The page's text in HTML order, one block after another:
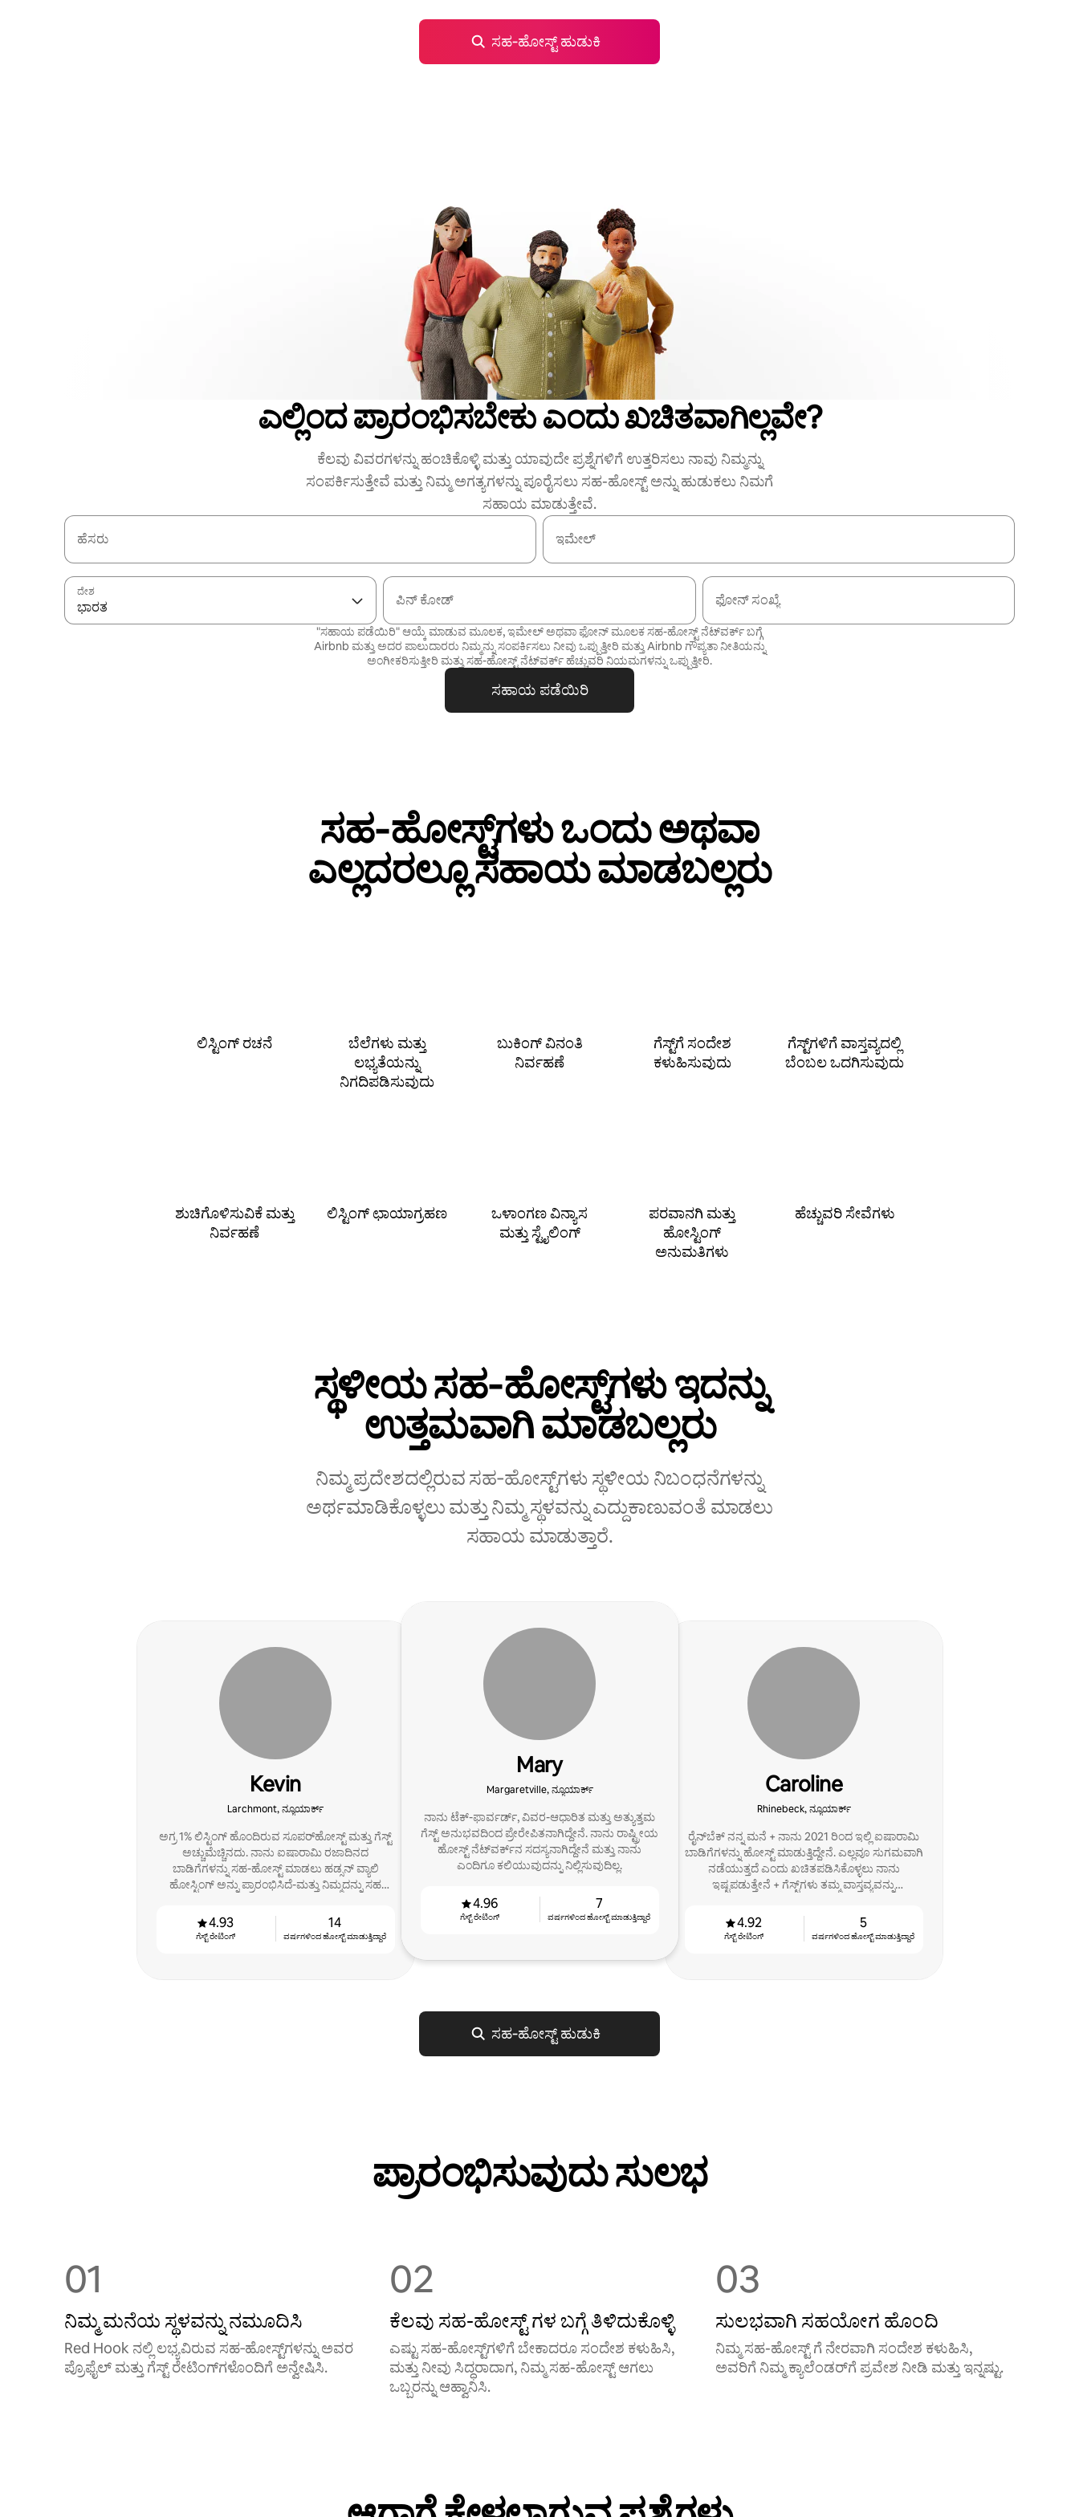
ಸಹ‑ಹೋಸ್ಟ್ ಹುಡುಕಿ
ಎಲ್ಲಿಂದ ಪ್ರಾರಂಭಿಸಬೇಕು ಎಂದು ಖಚಿತವಾಗಿಲ್ಲವೇ?
ಕೆಲವು ವಿವರಗಳನ್ನು ಹಂಚಿಕೊಳ್ಳಿ ಮತ್ತು ಯಾವುದೇ ಪ್ರಶ್ನೆಗಳಿಗೆ ಉತ್ತರಿಸಲು ನಾವು ನಿಮ್ಮನ್ನು
ಸಂಪರ್ಕಿಸುತ್ತೇವೆ ಮತ್ತು ನಿಮ್ಮ ಅಗತ್ಯಗಳನ್ನು ಪೂರೈಸಲು ಸಹ-ಹೋಸ್ಟ್ ಅನ್ನು ಹುಡುಕಲು ನಿಮಗೆ
ಸಹಾಯ ಮಾಡುತ್ತೇವೆ.
ಹೆಸರು ಇಮೇಲ್
ದೇಶ
ಭಾರತ ಪಿನ್ ಕೋಡ್ ಫೋನ್ ಸಂಖ್ಯೆ
"ಸಹಾಯ ಪಡೆಯಿರಿ" ಆಯ್ಕೆ ಮಾಡುವ ಮೂಲಕ, ಇಮೇಲ್ ಅಥವಾ ಫೋನ್ ಮೂಲಕ ಸಹ-ಹೋಸ್ಟ್ ನೆಟ್‌ವರ್ಕ್ ಬಗ್ಗೆ
Airbnb ಮತ್ತು ಅದರ ಪಾಲುದಾರರು ನಿಮ್ಮನ್ನು ಸಂಪರ್ಕಿಸಲು ನೀವು ಒಪ್ಪುತ್ತೀರಿ ಮತ್ತು Airbnb ಗೌಪ್ಯತಾ ನೀತಿಯನ್ನು
ಅಂಗೀಕರಿಸುತ್ತೀರಿ ಮತ್ತು ಸಹ-ಹೋಸ್ಟ್ ನೆಟ್‌ವರ್ಕ್ ಹೆಚ್ಚುವರಿ ನಿಯಮಗಳನ್ನುಒಪ್ಪುತ್ತೀರಿ.
ಸಹಾಯ ಪಡೆಯಿರಿ
ಸಹ‑ಹೋಸ್ಟ್‌ಗಳು ಒಂದು ಅಥವಾ
ಎಲ್ಲದರಲ್ಲೂ ಸಹಾಯ ಮಾಡಬಲ್ಲರು
ಲಿಸ್ಟಿಂಗ್ ರಚನೆ
ಬೆಲೆಗಳು ಮತ್ತು
ಲಭ್ಯತೆಯನ್ನು
ನಿಗದಿಪಡಿಸುವುದು
ಬುಕಿಂಗ್ ವಿನಂತಿ
ನಿರ್ವಹಣೆ
ಗೆಸ್ಟ್‌ಗೆ ಸಂದೇಶ
ಕಳುಹಿಸುವುದು
ಗೆಸ್ಟ್‌ಗಳಿಗೆ ವಾಸ್ತವ್ಯದಲ್ಲಿ
ಬೆಂಬಲ ಒದಗಿಸುವುದು
ಶುಚಿಗೊಳಿಸುವಿಕೆ ಮತ್ತು
ನಿರ್ವಹಣೆ
ಲಿಸ್ಟಿಂಗ್ ಛಾಯಾಗ್ರಹಣ
ಒಳಾಂಗಣ ವಿನ್ಯಾಸ
ಮತ್ತು ಸ್ಟೈಲಿಂಗ್
ಪರವಾನಗಿ ಮತ್ತು
ಹೋಸ್ಟಿಂಗ್
ಅನುಮತಿಗಳು
ಹೆಚ್ಚುವರಿ ಸೇವೆಗಳು
ಸ್ಥಳೀಯ ಸಹ‑ಹೋಸ್ಟ್‌ಗಳು ಇದನ್ನು
ಉತ್ತಮವಾಗಿ ಮಾಡಬಲ್ಲರು
ನಿಮ್ಮ ಪ್ರದೇಶದಲ್ಲಿರುವ ಸಹ‑ಹೋಸ್ಟ್‌ಗಳು ಸ್ಥಳೀಯ ನಿಬಂಧನೆಗಳನ್ನು
ಅರ್ಥಮಾಡಿಕೊಳ್ಳಲು ಮತ್ತು ನಿಮ್ಮ ಸ್ಥಳವನ್ನು ಎದ್ದುಕಾಣುವಂತೆ ಮಾಡಲು
ಸಹಾಯ ಮಾಡುತ್ತಾರೆ.
Kevin
Larchmont, ನ್ಯೂಯಾರ್ಕ್
ಅಗ್ರ 1% ಲಿಸ್ಟಿಂಗ್ ಹೊಂದಿರುವ ಸೂಪರ್‌ಹೋಸ್ಟ್ ಮತ್ತು ಗೆಸ್ಟ್
ಅಚ್ಚುಮೆಚ್ಚಿನದು. ನಾನು ಐಷಾರಾಮಿ ರಜಾದಿನದ
ಬಾಡಿಗೆಗಳನ್ನು ಸಹ-ಹೋಸ್ಟ್ ಮಾಡಲು ಹಡ್ಸನ್ ವ್ಯಾಲಿ
ಹೋಸ್ಟಿಂಗ್ ಅನ್ನು ಪ್ರಾರಂಭಿಸಿದೆ-ಮತ್ತು ನಿಮ್ಮದನ್ನು ಸಹ
4.93
ಗೆಸ್ಟ್ ರೇಟಿಂಗ್
14
ವರ್ಷಗಳಿಂದ ಹೋಸ್ಟ್ ‌ಮಾಡುತ್ತಿದ್ದಾರೆ
Mary
Margaretville, ನ್ಯೂಯಾರ್ಕ್
ನಾನು ಟೆಕ್-ಫಾರ್ವರ್ಡ್, ವಿವರ-ಆಧಾರಿತ ಮತ್ತು ಅತ್ಯುತ್ತಮ
ಗೆಸ್ಟ್ ಅನುಭವದಿಂದ ಪ್ರೇರೇಪಿತನಾಗಿದ್ದೇನೆ. ನಾನು ರಾಷ್ಟ್ರೀಯ
ಹೋಸ್ಟ್ ನೆಟ್‌ವರ್ಕ್‌ನ ಸದಸ್ಯನಾಗಿದ್ದೇನೆ ಮತ್ತು ನಾನು
ಎಂದಿಗೂ ಕಲಿಯುವುದನ್ನು ನಿಲ್ಲಿಸುವುದಿಲ್ಲ.
4.96
ಗೆಸ್ಟ್ ರೇಟಿಂಗ್
7
ವರ್ಷಗಳಿಂದ ಹೋಸ್ಟ್ ‌ಮಾಡುತ್ತಿದ್ದಾರೆ
Caroline
Rhinebeck, ನ್ಯೂಯಾರ್ಕ್
ರೈನ್‌ಬೆಕ್ ನನ್ನ ಮನೆ + ನಾನು 2021 ರಿಂದ ಇಲ್ಲಿ ಐಷಾರಾಮಿ
ಬಾಡಿಗೆಗಳನ್ನು ಹೋಸ್ಟ್ ಮಾಡುತ್ತಿದ್ದೇನೆ. ಎಲ್ಲವೂ ಸುಗಮವಾಗಿ
ನಡೆಯುತ್ತದೆ ಎಂದು ಖಚಿತಪಡಿಸಿಕೊಳ್ಳಲು ನಾನು
ಇಷ್ಟಪಡುತ್ತೇನೆ + ಗೆಸ್ಟ್‌ಗಳು ತಮ್ಮ ವಾಸ್ತವ್ಯವನ್ನು
4.92
ಗೆಸ್ಟ್ ರೇಟಿಂಗ್
5
ವರ್ಷಗಳಿಂದ ಹೋಸ್ಟ್ ‌ಮಾಡುತ್ತಿದ್ದಾರೆ
ಸಹ‑ಹೋಸ್ಟ್ ಹುಡುಕಿ
ಪ್ರಾರಂಭಿಸುವುದು ಸುಲಭ
01
ನಿಮ್ಮ ಮನೆಯ ಸ್ಥಳವನ್ನು ನಮೂದಿಸಿ
Red Hook ನಲ್ಲಿ ಲಭ್ಯವಿರುವ ಸಹ‑ಹೋಸ್ಟ್‌ಗಳನ್ನು ಅವರ
ಪ್ರೊಫೈಲ್ ಮತ್ತು ಗೆಸ್ಟ್ ರೇಟಿಂಗ್‌ಗಳೊಂದಿಗೆ ಅನ್ವೇಷಿಸಿ.
02
ಕೆಲವು ಸಹ-ಹೋಸ್ಟ್ ‌ಗಳ ಬಗ್ಗೆ ತಿಳಿದುಕೊಳ್ಳಿ
ಎಷ್ಟು ಸಹ-ಹೋಸ್ಟ್‌ಗಳಿಗೆ ಬೇಕಾದರೂ ಸಂದೇಶ ಕಳುಹಿಸಿ,
ಮತ್ತು ನೀವು ಸಿದ್ಧರಾದಾಗ, ನಿಮ್ಮ ಸಹ-ಹೋಸ್ಟ್ ಆಗಲು
ಒಬ್ಬರನ್ನು ಆಹ್ವಾನಿಸಿ.
03
ಸುಲಭವಾಗಿ ಸಹಯೋಗ ಹೊಂದಿ
ನಿಮ್ಮ ಸಹ-ಹೋಸ್ಟ್ ‌ಗೆ ನೇರವಾಗಿ ಸಂದೇಶ ಕಳುಹಿಸಿ,
ಅವರಿಗೆ ನಿಮ್ಮ ಕ್ಯಾಲೆಂಡರ್‌‌ಗೆ ಪ್ರವೇಶ ನೀಡಿ ಮತ್ತು ಇನ್ನಷ್ಟು.